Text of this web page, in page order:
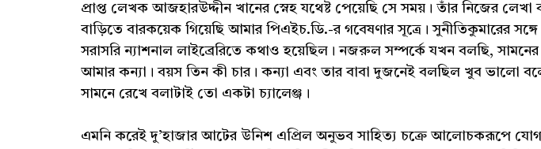
প্রাপ্ত লেখক আজহারউদ্দীন খানের স্নেহ যথেষ্ট পেয়েছি সে সময়। তাঁর নিজের
বাড়িতে বারকয়েক গিয়েছি আমার পিএইচ.ডি.-র গবেষণার সূত্রে। সুনীতিকুমারের
সরাসরি ন্যাশনাল লাইব্রেরিতে কথাও হয়েছিল। নজরুল সম্পর্কে যখন বলছি,
আমার কন্যা। বয়স তিন কী চার। কন্যা এবং তার বাবা দুজনেই বলছিল খুব ভালো
সামনে রেখে বলাটাই তো একটা চ্যালেঞ্জ।
এমনি করেই দু’হাজার আটের উনিশ এপ্রিল অনুভব সাহিত্য চক্রে আলোচকরূপে যোগ